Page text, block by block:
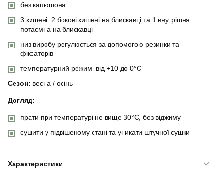
без капюшона
3 кишені: 2 бокові кишені на блискавці та 1 внутрішня
потаємна на блискавці
низ виробу регулюється за допомогою резинки та
фіксаторів
температурний режим: від +10 до 0°C
Сезон: весна / осінь
Догляд:
прати при температурі не вище 30°C, без віджиму
сушити у підвішеному стані та уникати штучної сушки
Характеристики